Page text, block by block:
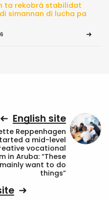
ta rekobrá stabilidat
simannan di lucha pa
English site
Reppenhagen
a mid-level
vocational
in Aruba: “These
want to do
things”